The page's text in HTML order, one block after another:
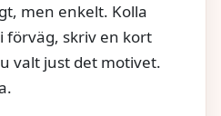
men enkelt. Kolla
förväg, skriv en kort
valt just det motivet.